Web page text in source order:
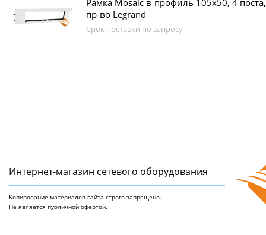
Рамка Mosaic в профиль 105x50, 4
пр-во Legrand
Срок поставки по запросу
Интернет-магазин сетeвого оборудования
Копирование материалов сайта строго запрещено.
Не является публичной офертой.